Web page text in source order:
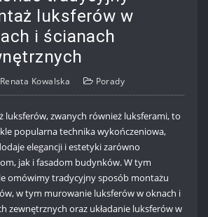
luksferów w
i ścianach
Renata Kowalska Porady
luksferów, zwanych również luksferami, to
popularna technika wykończeniowa,
elegancji i estetyki zarówno
jak i fasadom budynków. W tym
omówimy tradycyjny sposób montażu
w tym murowanie luksferów w oknach i
zewnętrznych oraz układanie luksferów w